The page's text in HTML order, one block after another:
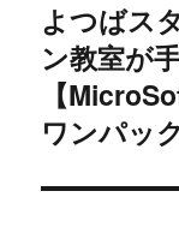
ー
シ
ョ
ン
次
の
投
稿:
よつばス
ン教室が
【
ワンパッ